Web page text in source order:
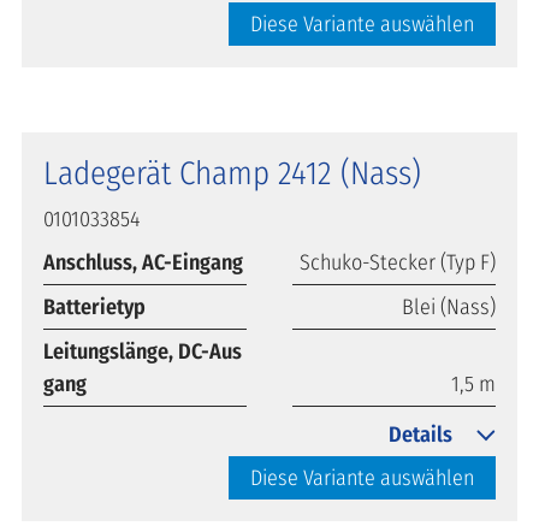
Diese Variante auswählen
Ladegerät Champ 2412 (Nass)
0101033854
Anschluss, AC-Eingang
Schuko-Stecker (Typ F)
Batterietyp
Blei (Nass)
Leitungslänge, DC-Aus
gang
1,5 m
Diese Variante auswählen
Details